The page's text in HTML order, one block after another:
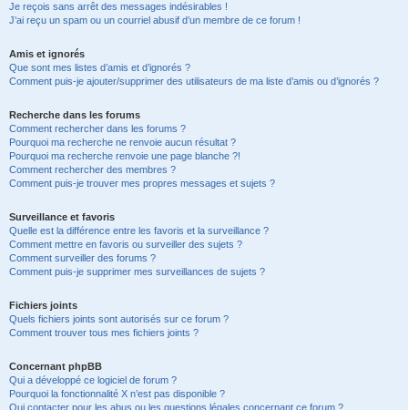
Je reçois sans arrêt des messages indésirables !
J’ai reçu un spam ou un courriel abusif d’un membre de ce forum !
Amis et ignorés
Que sont mes listes d’amis et d’ignorés ?
Comment puis-je ajouter/supprimer des utilisateurs de ma liste d’amis ou d’ignorés ?
Recherche dans les forums
Comment rechercher dans les forums ?
Pourquoi ma recherche ne renvoie aucun résultat ?
Pourquoi ma recherche renvoie une page blanche ?!
Comment rechercher des membres ?
Comment puis-je trouver mes propres messages et sujets ?
Surveillance et favoris
Quelle est la différence entre les favoris et la surveillance ?
Comment mettre en favoris ou surveiller des sujets ?
Comment surveiller des forums ?
Comment puis-je supprimer mes surveillances de sujets ?
Fichiers joints
Quels fichiers joints sont autorisés sur ce forum ?
Comment trouver tous mes fichiers joints ?
Concernant phpBB
Qui a développé ce logiciel de forum ?
Pourquoi la fonctionnalité X n’est pas disponible ?
Qui contacter pour les abus ou les questions légales concernant ce forum ?